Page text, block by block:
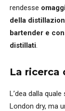
rendesse
della
bartender e
distillati.
La ricerca
L’dea dalla
London dry, ma